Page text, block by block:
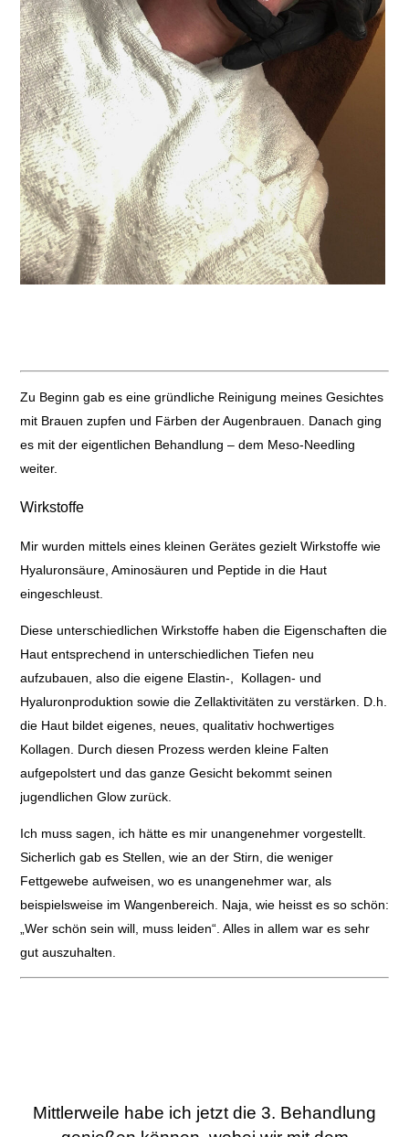
Zu Beginn gab es eine gründliche Reinigung meines Gesichtes
mit Brauen zupfen und Färben der Augenbrauen. Danach ging
es mit der eigentlichen Behandlung – dem Meso-Needling
weiter.
Wirkstoffe
Mir wurden mittels eines kleinen Gerätes gezielt Wirkstoffe wie
Hyaluronsäure, Aminosäuren und Peptide in die Haut
eingeschleust.
Diese unterschiedlichen Wirkstoffe haben die Eigenschaften die
Haut entsprechend in unterschiedlichen Tiefen neu
aufzubauen, also die eigene Elastin-, Kollagen- und
Hyaluronproduktion sowie die Zellaktivitäten zu verstärken. D.h.
die Haut bildet eigenes, neues, qualitativ hochwertiges
Kollagen. Durch diesen Prozess werden kleine Falten
aufgepolstert und das ganze Gesicht bekommt seinen
jugendlichen Glow zurück.
Ich muss sagen, ich hätte es mir unangenehmer vorgestellt.
Sicherlich gab es Stellen, wie an der Stirn, die weniger
Fettgewebe aufweisen, wo es unangenehmer war, als
beispielsweise im Wangenbereich. Naja, wie heisst es so schön:
„Wer schön sein will, muss leiden“. Alles in allem war es sehr
gut auszuhalten.
Mittlerweile habe ich jetzt die 3. Behandlung